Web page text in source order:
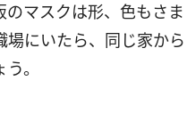
マスクは形、色もさま
場にいたら、同じ家から
。